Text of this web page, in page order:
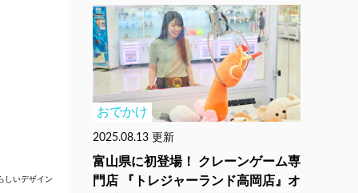
しいデザイン
おでかけ
2025.08.13 更新
富山県に初登場！ クレーンゲーム専
門店 『トレジャーランド高岡店』オ